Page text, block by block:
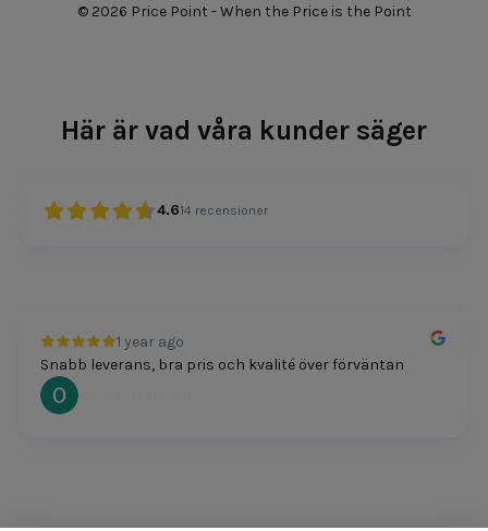
© 2026 Price Point - When the Price is the Point
Här är vad våra kunder säger
4.614 recensioner
1 year ago
Snabb leverans, bra pris och kvalité över förväntan
Oscar Svensson